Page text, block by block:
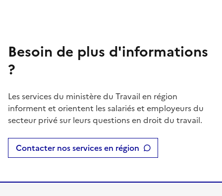
Besoin de plus d'informations
?
Les services du ministère du Travail en région
informent et orientent les salariés et employeurs du
secteur privé sur leurs questions en droit du travail.
Contacter nos services en région